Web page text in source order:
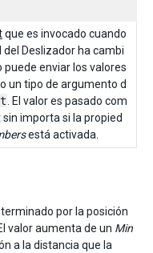
que es invocado cuando
del Deslizador ha cambi
puede enviar los valores
un tipo de argumento d
. El valor es pasado com
importa si la propied
está activada.
por la posición
valor aumenta de un Min
a la distancia que la